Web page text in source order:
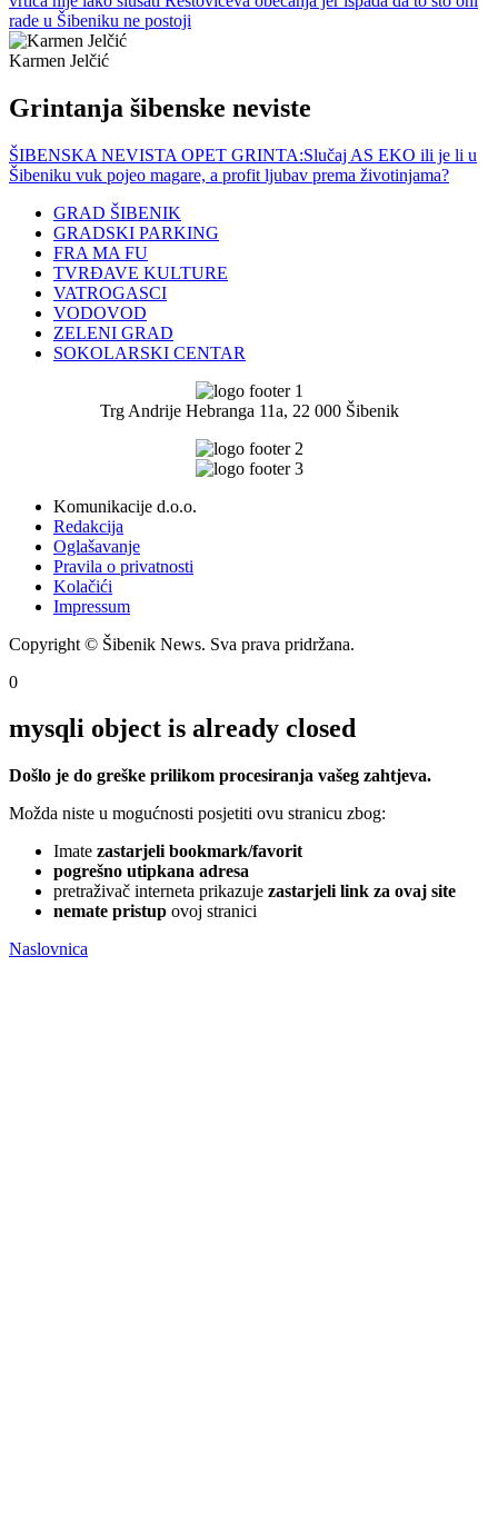
rade u Šibeniku ne postoji
Karmen Jelčić
Grintanja šibenske neviste
ŠIBENSKA NEVISTA OPET GRINTA:Slučaj AS EKO ili je li u
Šibeniku vuk pojeo magare, a profit ljubav prema životinjama?
GRAD ŠIBENIK
GRADSKI PARKING
FRA MA FU
TVRĐAVE KULTURE
VATROGASCI
VODOVOD
ZELENI GRAD
SOKOLARSKI CENTAR
Trg Andrije Hebranga 11a, 22 000 Šibenik
Komunikacije d.o.o.
Redakcija
Oglašavanje
Pravila o privatnosti
Kolačići
Impressum
Copyright © Šibenik News. Sva prava pridržana.
0
mysqli object is already closed
Došlo je do greške prilikom procesiranja vašeg zahtjeva.
Možda niste u mogućnosti posjetiti ovu stranicu zbog:
Imate zastarjeli bookmark/favorit
pogrešno utipkana adresa
pretraživač interneta prikazuje zastarjeli link za ovaj site
nemate pristup ovoj stranici
Naslovnica